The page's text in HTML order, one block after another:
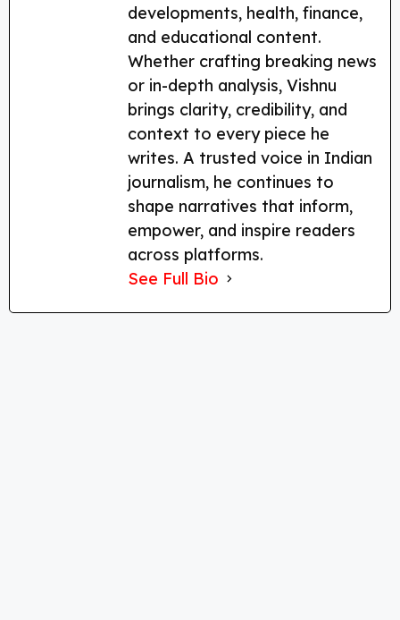
developments, health, finance,
and educational content.
Whether crafting breaking news
or in-depth analysis, Vishnu
brings clarity, credibility, and
context to every piece he
writes. A trusted voice in Indian
journalism, he continues to
shape narratives that inform,
empower, and inspire readers
across platforms.
See Full Bio